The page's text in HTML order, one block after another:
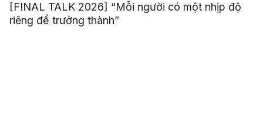
[FINAL TALK 2026] “Mỗi người có một nhịp độ
riêng để trưởng thành”